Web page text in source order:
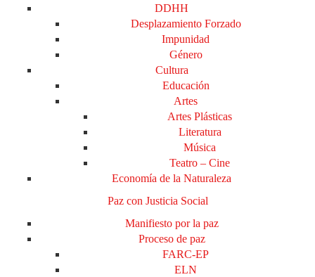
DDHH
Desplazamiento Forzado
Impunidad
Género
Cultura
Educación
Artes
Artes Plásticas
Literatura
Música
Teatro – Cine
Economía de la Naturaleza
Paz con Justicia Social
Manifiesto por la paz
Proceso de paz
FARC-EP
ELN